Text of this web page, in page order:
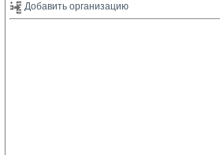
Добавить организацию